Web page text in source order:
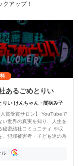
アップ！
あるごめとりい
りい けんちゃん・闇病み子
人賞受賞サロン】 YouTubeで
い世界の真実を知り、人生を
秘密結社コミュニティ ※収
、犯罪被害者・子ども達の為
ル